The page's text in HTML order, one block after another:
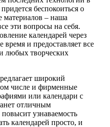
беспокоиться о
материалов – наша
эти вопросы на себя.
календарей через
и предоставляет все
любых творческих
широкий
числе и фирменные
или календари с
отличным
узнаваемость
календарей просто, и